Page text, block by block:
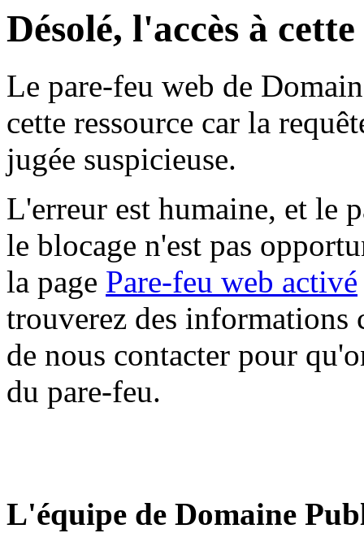
Désolé, l'accès à
Le pare-feu web de
cette ressource car la
jugée suspicieuse.
L'erreur est humaine, et le
le blocage n'est pas
la page Pare-feu web activé
trouverez des informations
de nous contacter pour
du pare-feu.
L'équipe de Domaine